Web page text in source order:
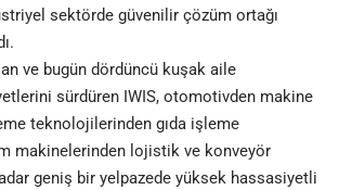
sektörde güvenilir çözüm ortağı
ve bugün dördüncü kuşak aile
sürdüren IWIS, otomotivden makine
teknolojilerinden gıda işleme
makinelerinden lojistik ve konveyör
geniş bir yelpazede yüksek hassasiyetli